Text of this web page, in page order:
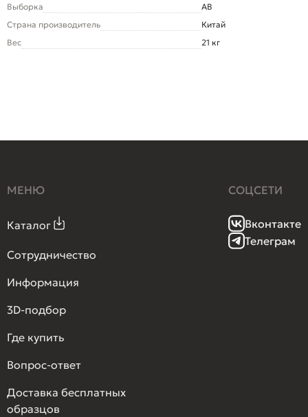
Выборка
AB
Страна производитель
Китай
Вес
21 кг
МЕНЮ
Каталог
Сотрудничество
Информация
3D-подбор
Где купить
Вопрос-ответ
Доставка бесплатных
образцов
СОЦСЕТИ
Вконтакте
Телеграм